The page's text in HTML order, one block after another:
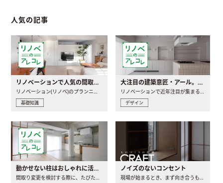
人気の記事
リノベーションで人気の間取りとは？トレンドの間取りと実例を徹底解説
基礎知識
大注目の建築意匠・アール。人気の理由と空間に取り入れるポイント
デザイン
動かせない柱はおしゃれに活用！柱を魅せるリノベーション(リノベ)4選 ノイズのないコンセント